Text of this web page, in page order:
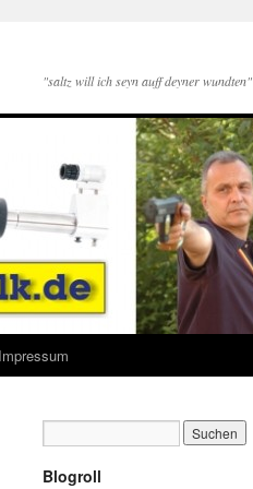
"saltz will ich seyn auff deyner wundten"
Blogroll